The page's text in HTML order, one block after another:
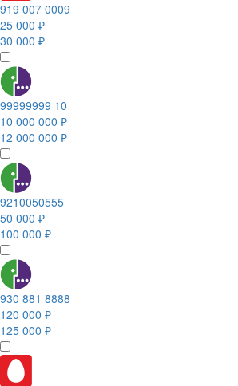
919 007 0009
25 000 ₽
30 000 ₽
99999999 10
10 000 000 ₽
12 000 000 ₽
9210050555
50 000 ₽
100 000 ₽
930 881 8888
120 000 ₽
125 000 ₽